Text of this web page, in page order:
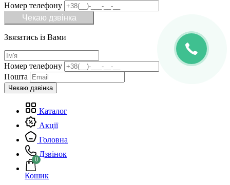
Номер телефону
Чекаю дзвінка
Звязатись із Вами
Номер телефону
Пошта
Каталог
Акції
Головна
Дзвінок
0
Кошик